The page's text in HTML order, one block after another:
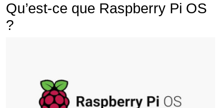
Qu’est-ce que Raspberry Pi OS
?